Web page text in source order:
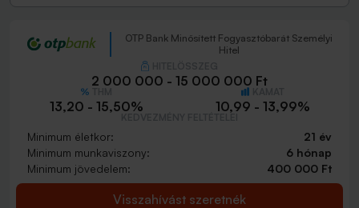
OTP Bank Minősített Fogyasztóbarát Személyi
Hitel
2 000 000 - 15 000 000 Ft
13,20 - 15,50% 10,99 - 13,99%
Minimum életkor:
21 év
Minimum munkaviszony:
6 hónap
Minimum jövedelem:
400 000 Ft
Visszahívást szeretnék